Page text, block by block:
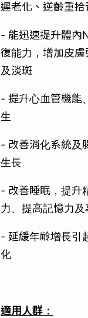
遲老化、逆齡重拾
- 能迅速提升體內
復能力，增加皮
及淡斑
- 提升心血管機能
生
- 改善消化系統及
生長
- 改善睡眠 ， 提升
力、提高記憶力及
- 延緩年齢增長引
化
適用人群：